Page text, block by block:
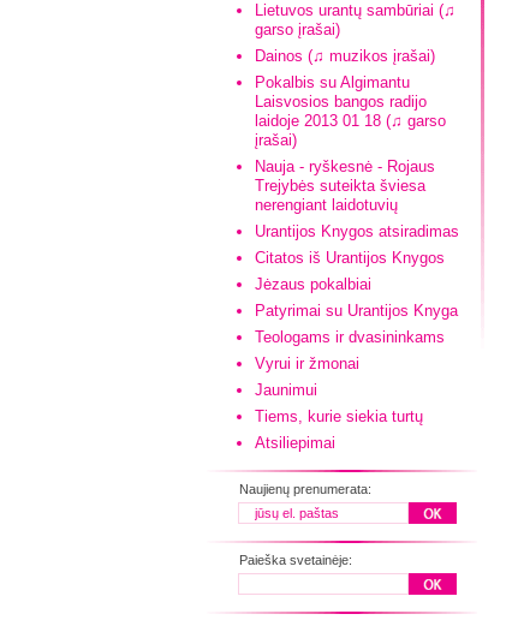
Lietuvos urantų sambūriai (♫
garso įrašai)
Dainos (♫ muzikos įrašai)
Pokalbis su Algimantu
Laisvosios bangos radijo
laidoje 2013 01 18 (♫ garso
įrašai)
Nauja - ryškesnė - Rojaus
Trejybės suteikta šviesa
nerengiant laidotuvių
Urantijos Knygos atsiradimas
Citatos iš Urantijos Knygos
Jėzaus pokalbiai
Patyrimai su Urantijos Knyga
Teologams ir dvasininkams
Vyrui ir žmonai
Jaunimui
Tiems, kurie siekia turtų
Atsiliepimai
Naujienų prenumerata:
Paieška svetainėje: